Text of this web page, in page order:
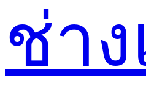
ช่า